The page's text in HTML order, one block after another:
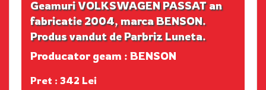
Geamuri VOLKSWAGEN PASSAT an
fabricatie 2004, marca BENSON.
Produs vandut de Parbriz Luneta.
Producator geam : BENSON
Pret : 342 Lei